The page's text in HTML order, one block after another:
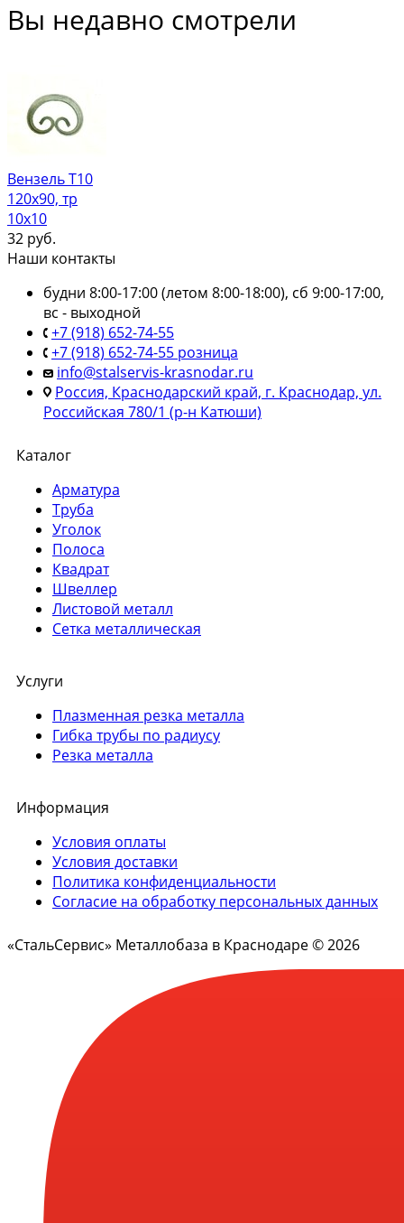
Вы недавно смотрели
Вензель Т10
120х90, тр
10х10
32 руб.
Наши контакты
будни 8:00-17:00 (летом 8:00-18:00), сб 9:00-17:00,
вс - выходной
+7 (918) 652-74-55
+7 (918) 652-74-55 розница
info@stalservis-krasnodar.ru
Россия, Краснодарский край, г. Краснодар, ул.
Российская 780/1 (р-н Катюши)
Каталог
Арматура
Труба
Уголок
Полоса
Квадрат
Швеллер
Листовой металл
Сетка металлическая
Услуги
Плазменная резка металла
Гибка трубы по радиусу
Резка металла
Информация
Условия оплаты
Условия доставки
Политика конфиденциальности
Согласие на обработку персональных данных
«СтальСервис» Металлобаза в Краснодаре © 2026